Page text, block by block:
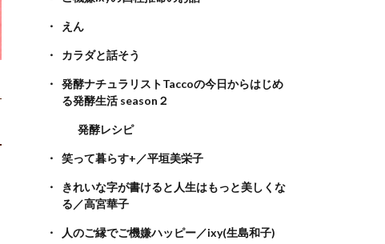
えん
カラダと話そう
発酵ナチュラリストTaccoの今日からはじめ
る発酵生活 season２
発酵レシピ
笑って暮らす+／平垣美栄子
きれいな字が書けると人生はもっと美しくな
る／高宮華子
人のご縁でご機嫌ハッピー／ixy(生島和子)